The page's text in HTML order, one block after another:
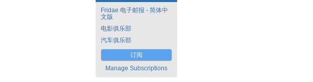
Fridae 电子邮报 - 简体中
文版
电影俱乐部
汽车俱乐部
订阅
Manage Subscriptions